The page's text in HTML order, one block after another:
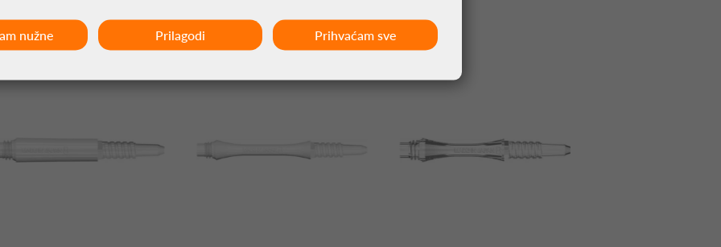
nužne Prilagodi Prihvaćam sve